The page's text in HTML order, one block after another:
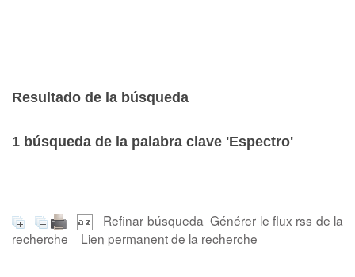
Resultado de la búsqueda
1 búsqueda de la palabra clave 'Espectro'
Refinar búsqueda Générer le flux rss de la
recherche
Lien permanent de la recherche